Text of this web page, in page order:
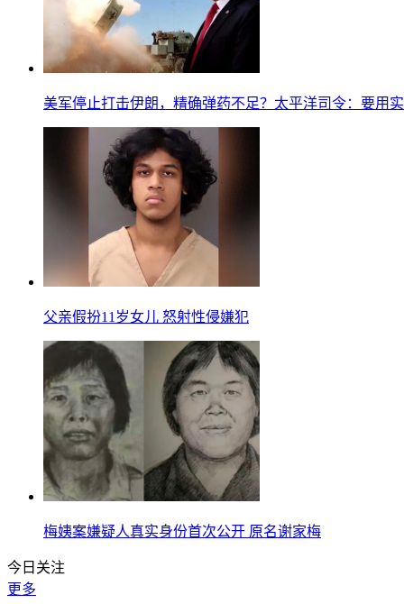
美军停止打击伊朗，精确弹药不足？太平洋司令：要用
父亲假扮11岁女儿 怒射性侵嫌犯
梅姨案嫌疑人真实身份首次公开 原名谢家梅
今日关注
更多